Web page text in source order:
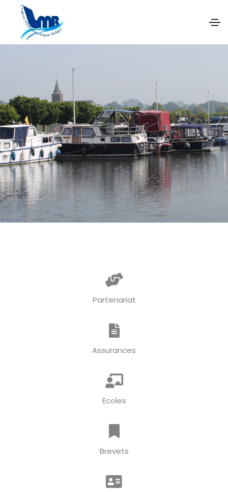
Partenariat
Assurances
Ecoles
Brevets